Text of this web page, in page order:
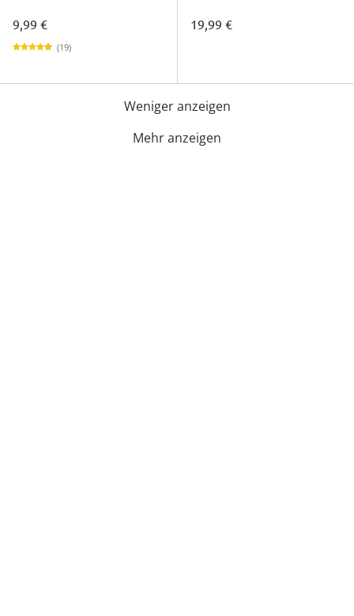
9,99 €
(19)
19,99 €
Weniger anzeigen
Mehr anzeigen